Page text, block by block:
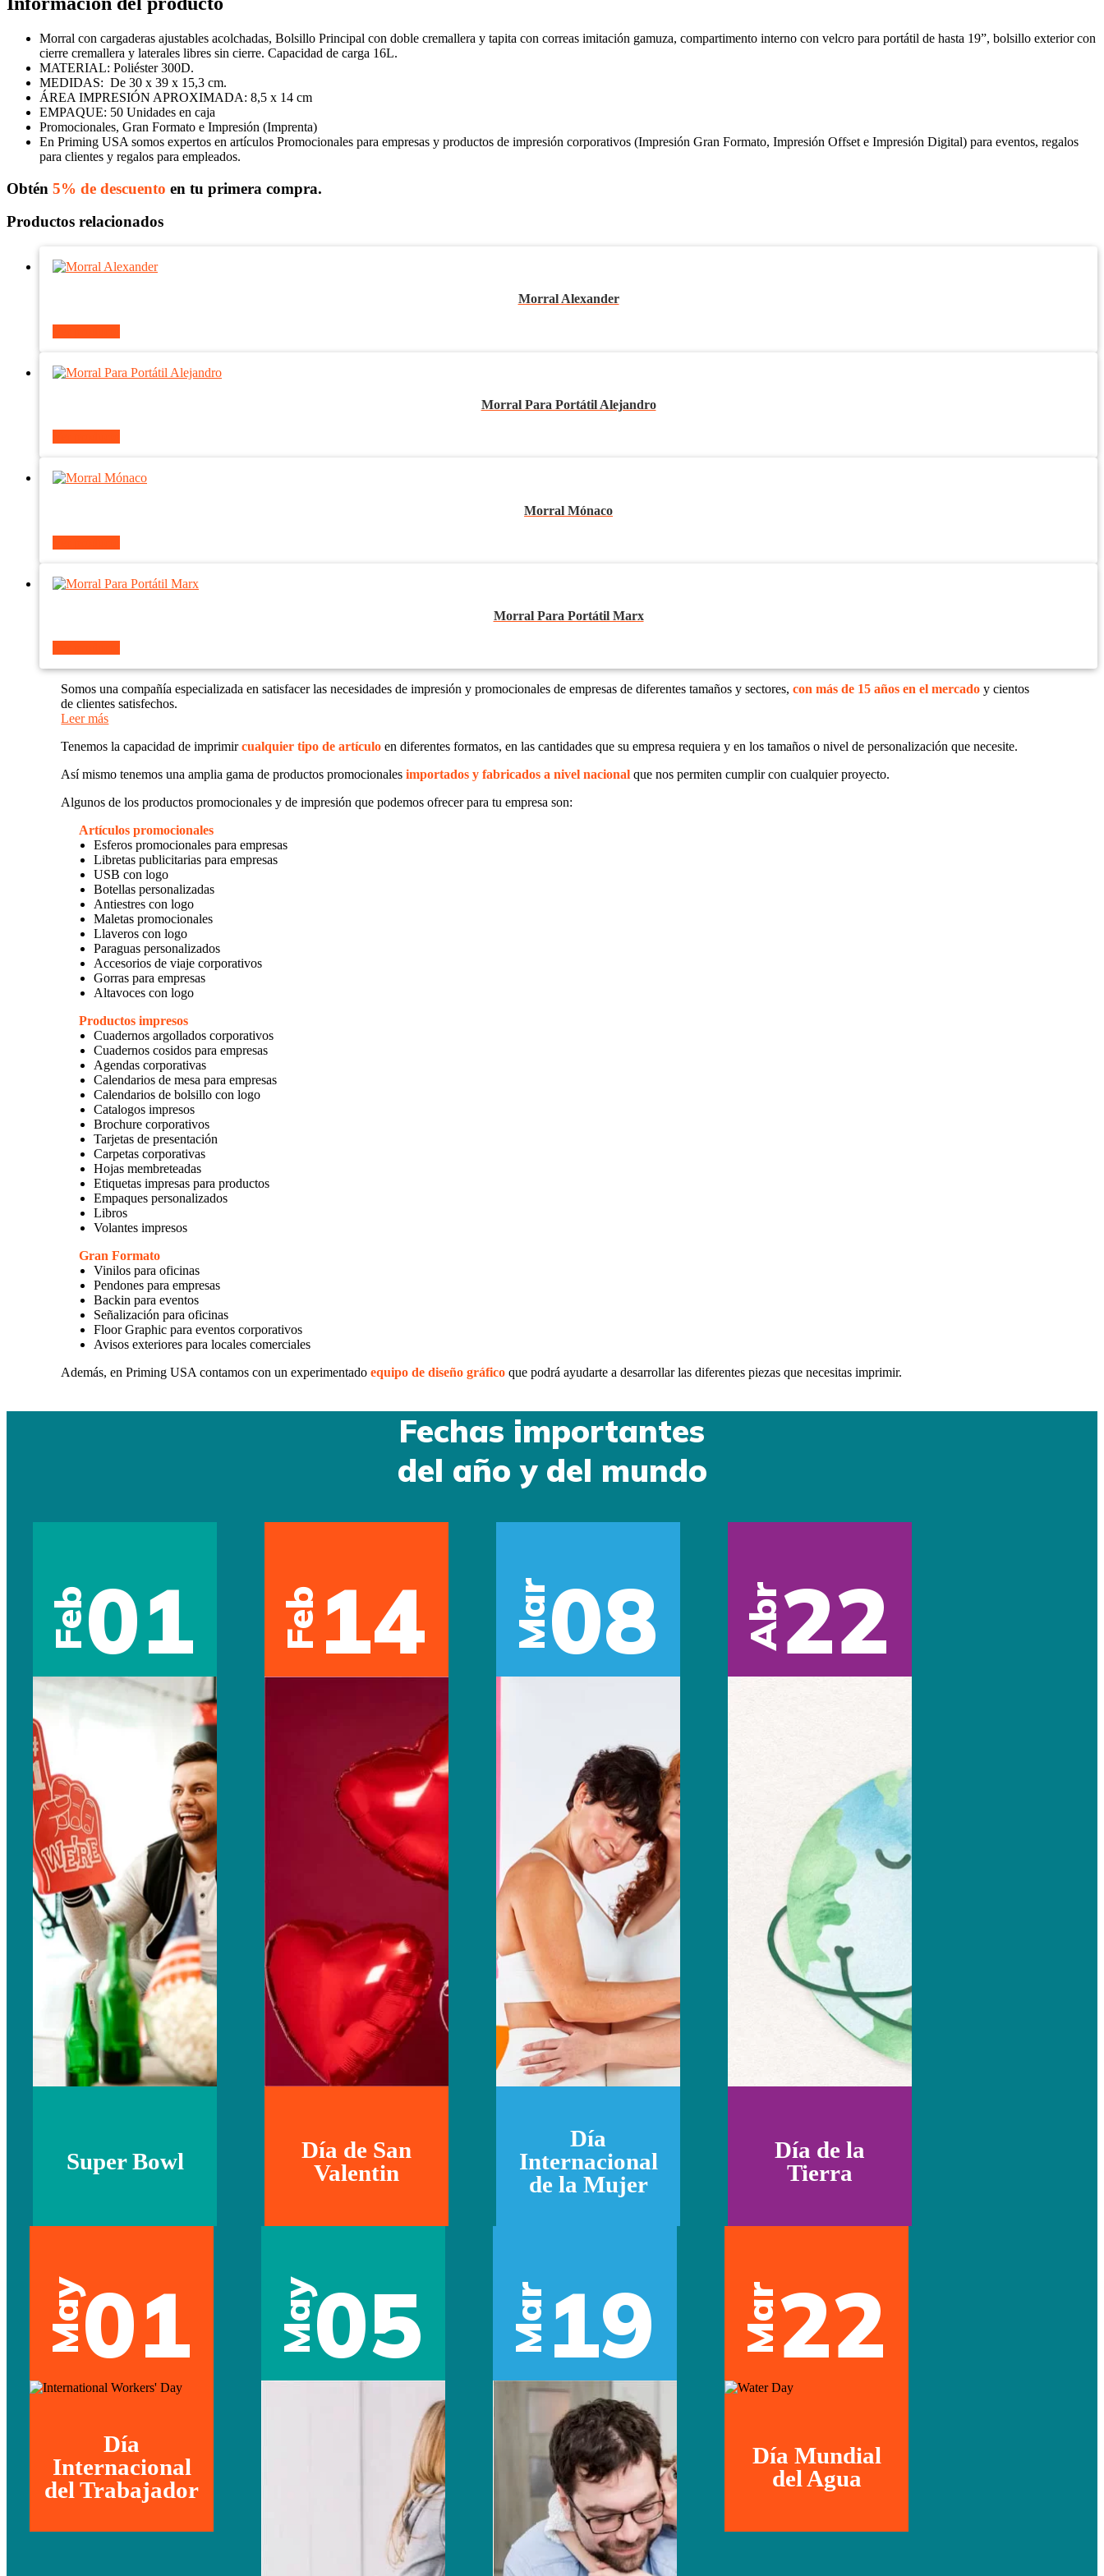
Morral con cargaderas ajustables acolchadas, Bolsillo Principal con doble cremallera y tapita con correas imitación gamuza, compartimento interno con velcro para portátil de hasta 19”, bolsillo exterior con
cierre cremallera y laterales libres sin cierre. Capacidad de carga 16L.
MATERIAL: Poliéster 300D.
MEDIDAS: De 30 x 39 x 15,3 cm.
ÁREA IMPRESIÓN APROXIMADA: 8,5 x 14 cm
EMPAQUE: 50 Unidades en caja
Promocionales, Gran Formato e Impresión (Imprenta)
En Priming USA somos expertos en artículos Promocionales para empresas y productos de impresión corporativos (Impresión Gran Formato, Impresión Offset e Impresión Digital) para eventos, regalos
para clientes y regalos para empleados.
Obtén 5% de descuento en tu primera compra.
Productos relacionados
Morral Alexander
Morral Para Portátil Alejandro
Morral Mónaco
Morral Para Portátil Marx
Somos una compañía especializada en satisfacer las necesidades de impresión y promocionales de empresas de diferentes tamaños y sectores,con más de 15 años en el mercado y cientos
de clientes satisfechos.
Leer más
Tenemos la capacidad de imprimircualquier tipo de artículo en diferentes formatos, en las cantidades que su empresa requiera y en los tamaños o nivel de personalización que necesite.
Así mismo tenemos una amplia gama de productos promocionalesimportados y fabricados a nivel nacional que nos permiten cumplir con cualquier proyecto.
Algunos de los productos promocionales y de impresión que podemos ofrecer para tu empresa son:
Artículos promocionales
Esferos promocionales para empresas
Libretas publicitarias para empresas
USB con logo
Botellas personalizadas
Antiestres con logo
Maletas promocionales
Llaveros con logo
Paraguas personalizados
Accesorios de viaje corporativos
Gorras para empresas
Altavoces con logo
Productos impresos
Cuadernos argollados corporativos
Cuadernos cosidos para empresas
Agendas corporativas
Calendarios de mesa para empresas
Calendarios de bolsillo con logo
Catalogos impresos
Brochure corporativos
Tarjetas de presentación
Carpetas corporativas
Hojas membreteadas
Etiquetas impresas para productos
Empaques personalizados
Libros
Volantes impresos
Gran Formato
Vinilos para oficinas
Pendones para empresas
Backin para eventos
Señalización para oficinas
Floor Graphic para eventos corporativos
Avisos exteriores para locales comerciales
Además, en Priming USA contamos con un experimentadoequipo de diseño gráfico que podrá ayudarte a desarrollar las diferentes piezas que necesitas imprimir.
Fechas importantes
del año y del mundo
Feb01
Super Bowl
Feb 14
Día de San
Valentin
Mar08
Día
Internacional
de la Mujer
Abr22
Día de la
Tierra
May01
Día
Internacional
del Trabajador
May05 Mar19 Mar22
Día Mundial
del Agua